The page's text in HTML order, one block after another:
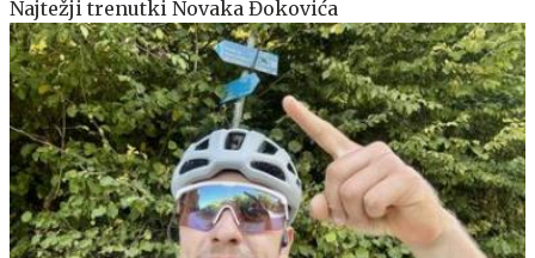
Najtežji trenutki Novaka Đokovića